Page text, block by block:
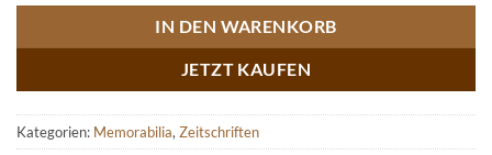
IN DEN WARENKORB
JETZT KAUFEN
Kategorien: Memorabilia, Zeitschriften